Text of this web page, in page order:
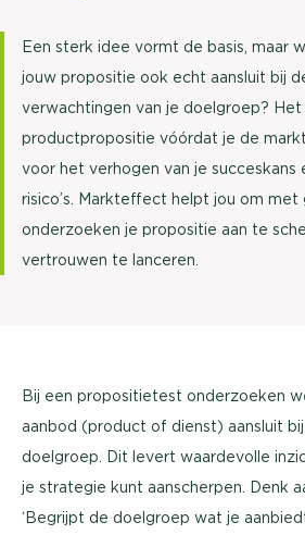
Een sterk idee vormt de basis, maar
jouw propositie ook echt aansluit bij
verwachtingen van je doelgroep?
productpropositie vóórdat je de
voor het verhogen van je succeskans
risico’s. Markteffect helpt jou om met
onderzoeken je propositie aan te
vertrouwen te lanceren.
Bij een propositietest onderzoeken
aanbod (product of dienst) aansluit
doelgroep. Dit levert waardevolle
je strategie kunt aanscherpen. Denk
‘Begrijpt de doelgroep wat je